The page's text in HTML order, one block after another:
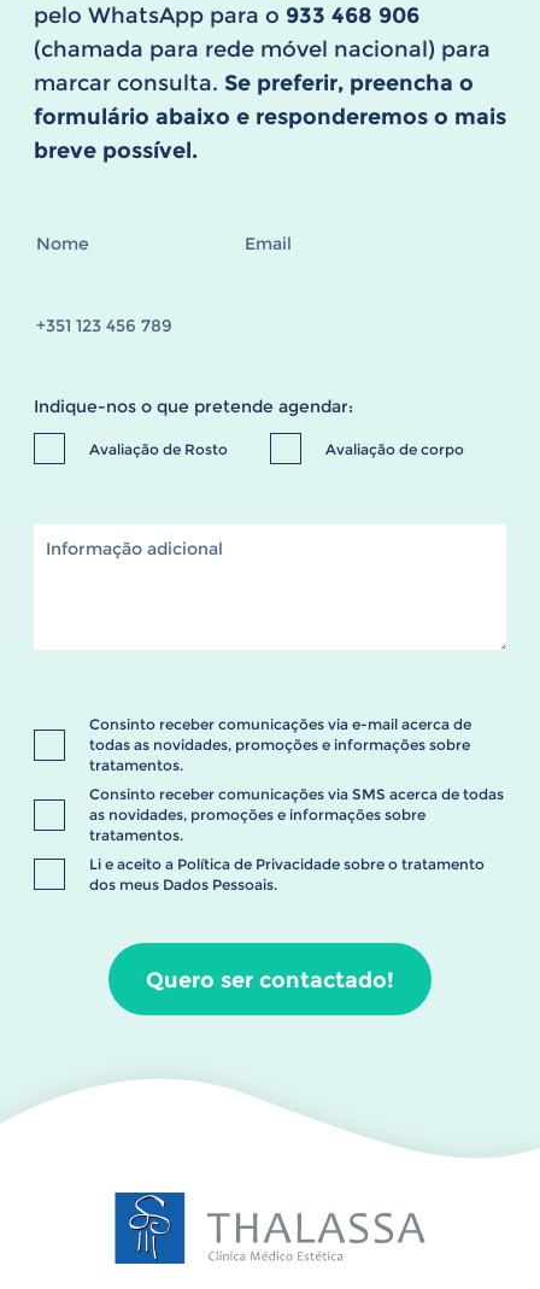
pelo WhatsApp para o 933 468 906
(chamada para rede móvel nacional) para
marcar consulta. Se preferir, preencha o
formulário abaixo e responderemos o mais
breve possível.
Indique-nos o que pretende agendar:
Avaliação de Rosto Avaliação de corpo
Consinto receber comunicações via e-mail acerca de
todas as novidades, promoções e informações sobre
tratamentos.
Consinto receber comunicações via SMS acerca de todas
as novidades, promoções e informações sobre
tratamentos.
Li e aceito a Política de Privacidade sobre o tratamento
dos meus Dados Pessoais.
Quero ser contactado!